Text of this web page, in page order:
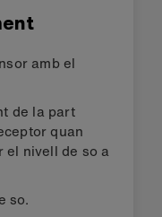
amb el
de la part
quan
el nivell de so a
so.